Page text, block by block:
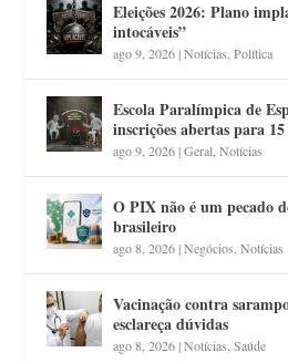
Eleições 2026: Plano
intocáveis”
ago 9, 2026|Notícias ,Política
Escola Paralímpica de
inscrições abertas para
ago 9, 2026|Geral ,Notícias
O PIX não é um pecado
brasileiro
ago 8, 2026|Negócios ,Notícias
Vacinação contra
esclareça dúvidas
ago 8, 2026|Notícias ,Saúde